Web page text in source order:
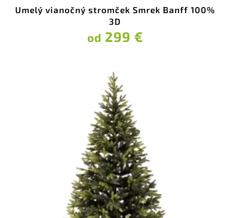
Umelý vianočný stromček Smrek Banff 100%
3D
od 299 €